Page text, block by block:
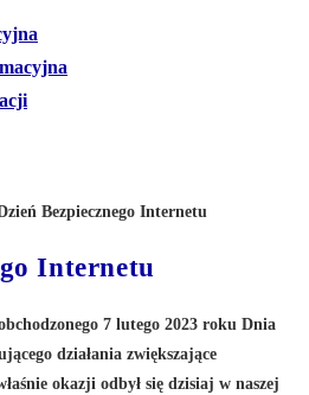
Internetu
7 lutego 2023 roku Dnia
działania zwiększające
okazji odbył się dzisiaj w naszej